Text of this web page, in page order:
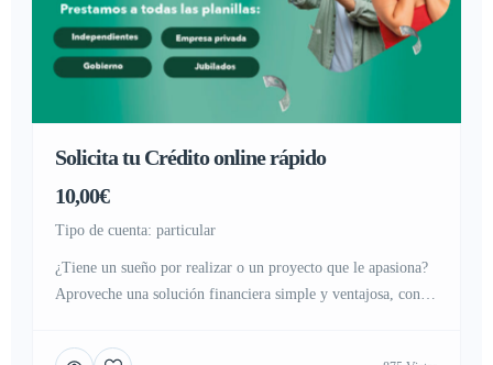
Solicita tu Crédito online rápido
10,00€
tipo de cuenta: particular
¿Tiene un sueño por realizar o un proyecto que le apasiona?
Aproveche una solución financiera simple y ventajosa, con
a sus necesidades, le acompaña hacia la realización de sus